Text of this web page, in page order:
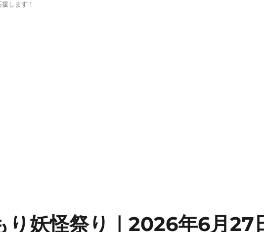
します！
り妖怪祭り｜2026年6月27